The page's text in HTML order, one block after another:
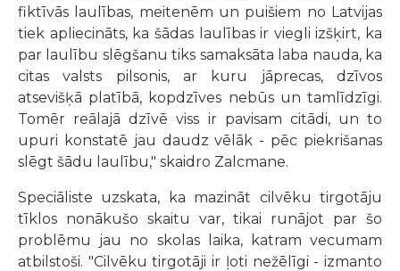
fiktīvās laulības, meitenēm un puišiem no Latvijas
tiek apliecināts, ka šādas laulības ir viegli izšķirt, ka
par laulību slēgšanu tiks samaksāta laba nauda, ka
citas valsts pilsonis, ar kuru jāprecas, dzīvos
atsevišķā platībā, kopdzīves nebūs un tamlīdzīgi.
Tomēr reālajā dzīvē viss ir pavisam citādi, un to
upuri konstatē jau daudz vēlāk - pēc piekrišanas
slēgt šādu laulību," skaidro Zalcmane.
Speciāliste uzskata, ka mazināt cilvēku tirgotāju
tīklos nonākušo skaitu var, tikai runājot par šo
problēmu jau no skolas laika, katram vecumam
atbilstoši. "Cilvēku tirgotāji ir ļoti nežēlīgi - izmanto